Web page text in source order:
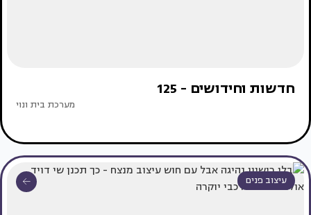
חדשות וחידושים - 125
מערכת בית ונוי
עיצוב פנים